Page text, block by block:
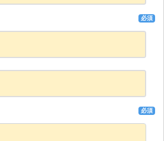
必須
必須